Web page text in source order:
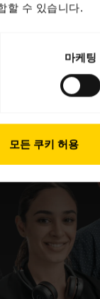
할 수 있습니다.
마케팅
모든 쿠키 허용